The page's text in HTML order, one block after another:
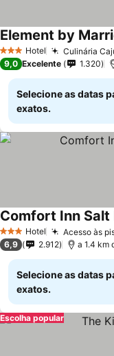
3 EstrelasHotel Culinária
Element by
9,0 Excelente 1.320
Selecione as datas
exatos.
3 EstrelasHotel Acesso às
Comfort Inn
6,9 2.912 a 1.4 km
Selecione as datas
exatos.
Escolha popular